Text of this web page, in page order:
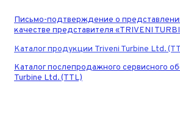
Письмо-подтверждение о
качестве представителя «TRIVENI
Каталог продукции Triveni Turbine Ltd.
Каталог послепродажного сервисного
Turbine Ltd. (TTL)